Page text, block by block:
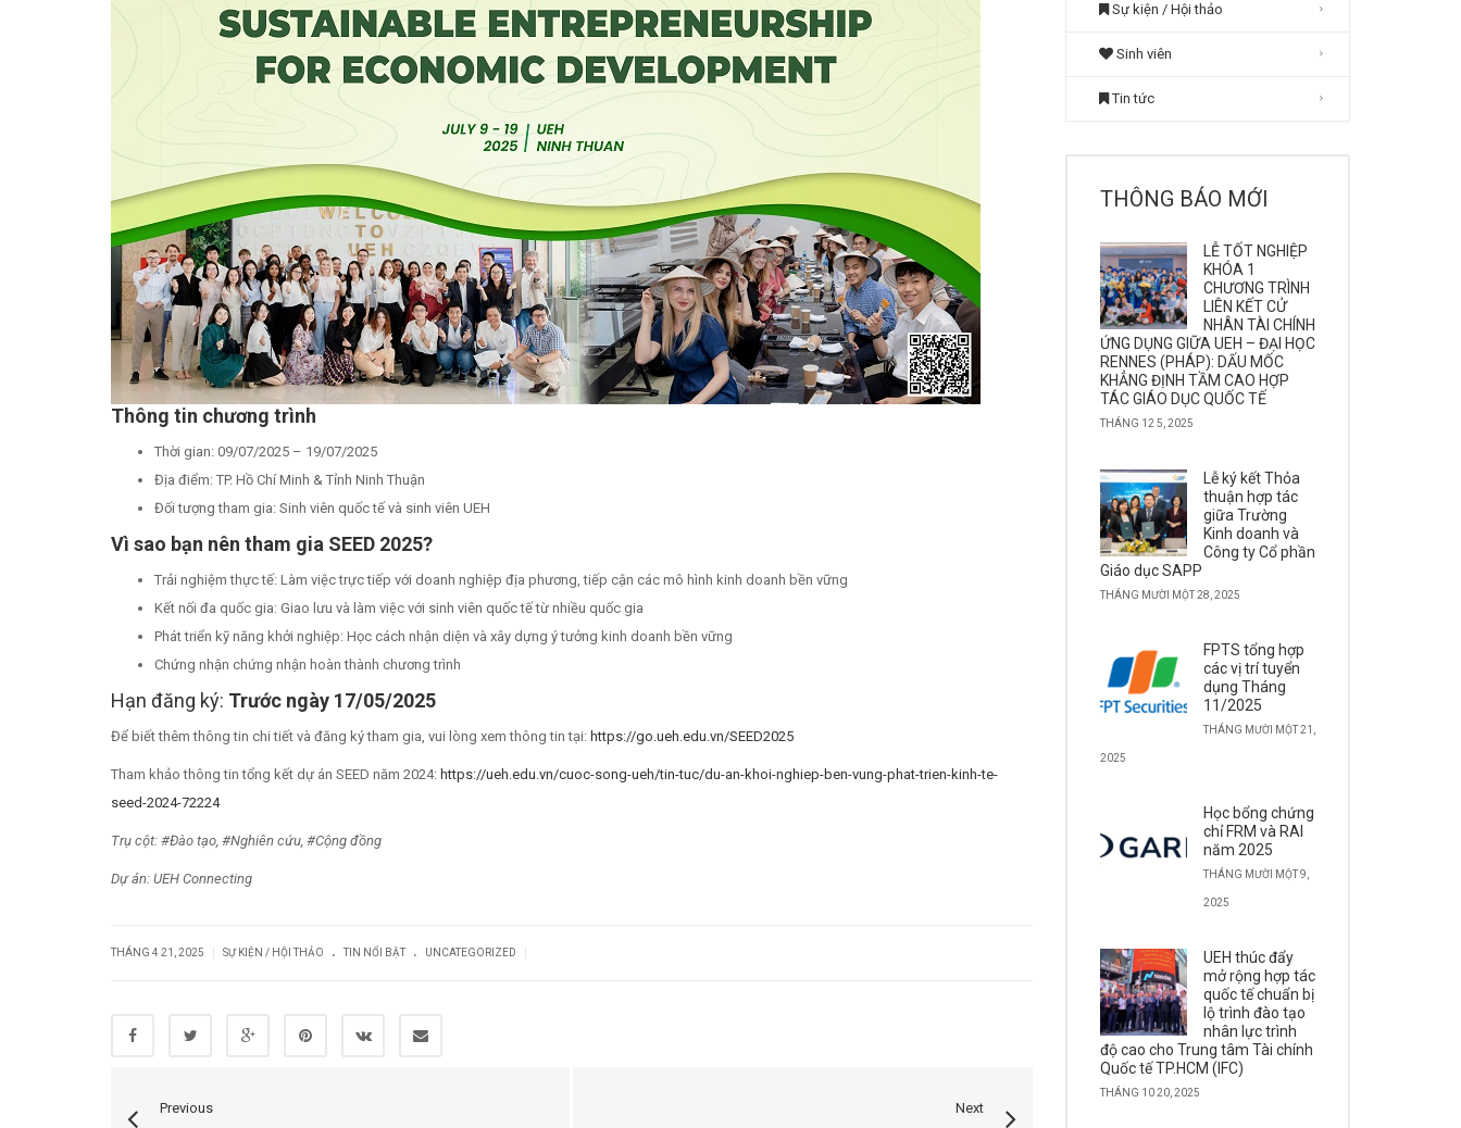
Thông tin chương trình
Thời gian: 09/07/2025 – 19/07/2025
Địa điểm: TP. Hồ Chí Minh & Tỉnh Ninh Thuận
Đối tượng tham gia: Sinh viên quốc tế và sinh viên UEH
Vì sao bạn nên tham gia SEED 2025?
Trải nghiệm thực tế: Làm việc trực tiếp với doanh nghiệp địa phương, tiếp cận các mô hình kinh doanh bền vững
Kết nối đa quốc gia: Giao lưu và làm việc với sinh viên quốc tế từ nhiều quốc gia
Phát triển kỹ năng khởi nghiệp: Học cách nhận diện và xây dựng ý tưởng kinh doanh bền vững
Chứng nhận chứng nhận hoàn thành chương trình
Hạn đăng ký: Trước ngày 17/05/2025
Để biết thêm thông tin chi tiết và đăng ký tham gia, vui lòng xem thông tin tại: https://go.ueh.edu.vn/SEED2025
Tham khảo thông tin tổng kết dự án SEED năm 2024: https://ueh.edu.vn/cuoc-song-ueh/tin-tuc/du-an-khoi-nghiep-ben-vung-phat-trien-kinh-te-
seed-2024-72224
Trụ cột: #Đào tạo, #Nghiên cứu, #Cộng đồng
Dự án: UEH Connecting
THÁNG 4 21, 2025 SỰ KIỆN / HỘI THẢO . TIN NỔI BẬT . UNCATEGORIZED
Previous Next
Sự kiện / Hội thảo
Sinh viên
Tin tức
THÔNG BÁO MỚI
LỄ TỐT NGHIỆP
KHÓA 1
CHƯƠNG TRÌNH
LIÊN KẾT CỬ
NHÂN TÀI CHÍNH
ỨNG DỤNG GIỮA UEH – ĐẠI HỌC
RENNES (PHÁP): DẤU MỐC
KHẲNG ĐỊNH TẦM CAO HỢP
TÁC GIÁO DỤC QUỐC TẾ
THÁNG 12 5, 2025
Lễ ký kết Thỏa
thuận hợp tác
giữa Trường
Kinh doanh và
Công ty Cổ phần
Giáo dục SAPP
THÁNG MƯỜI MỘT 28, 2025
FPTS tổng hợp
các vị trí tuyển
dụng Tháng
11/2025
THÁNG MƯỜI MỘT 21,
2025
Học bổng chứng
chỉ FRM và RAI
năm 2025
THÁNG MƯỜI MỘT 9,
2025
UEH thúc đẩy
mở rộng hợp tác
quốc tế chuẩn bị
lộ trình đào tạo
nhân lực trình
độ cao cho Trung tâm Tài chính
Quốc tế TP.HCM (IFC)
THÁNG 10 20, 2025